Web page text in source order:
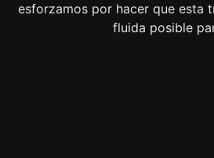
esforzamos por hacer que esta
fluida posible